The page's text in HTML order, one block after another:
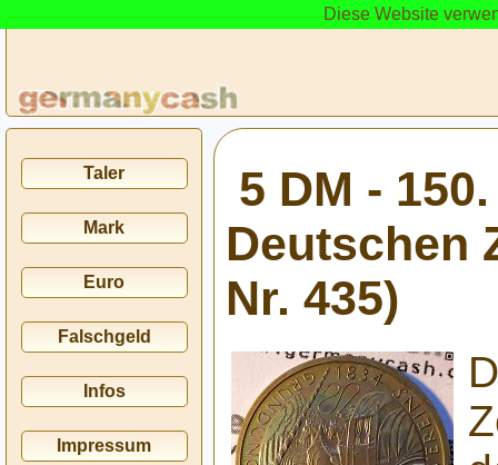
Taler
Mark
Euro
Falschgeld
Infos
Impressum
5 DM -
Deutschen
Nr. 435)
Diese Website